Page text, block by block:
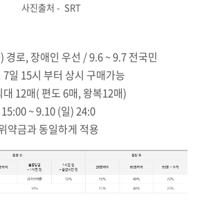
사진출처 - SRT
경로, 장애인 우선 / 9.6 ~ 9.7 전국민
일 15시 부터 상시 구매가능
12매( 편도 6매, 왕복12매)
~ 9.10 (일) 24:0
약금과 동일하게 적용